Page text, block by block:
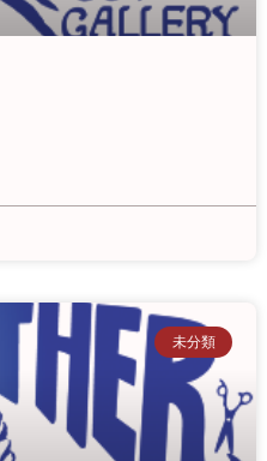
未分類